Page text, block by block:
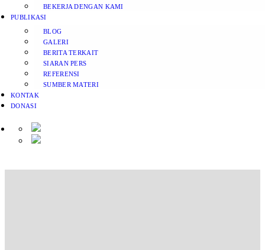
BEKERJA DENGAN KAMI
PUBLIKASI
BLOG
GALERI
BERITA TERKAIT
SIARAN PERS
REFERENSI
SUMBER MATERI
KONTAK
DONASI